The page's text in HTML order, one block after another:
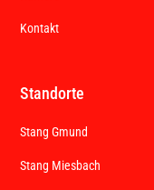
Kontakt
Standorte
Stang Gmund
Stang Miesbach